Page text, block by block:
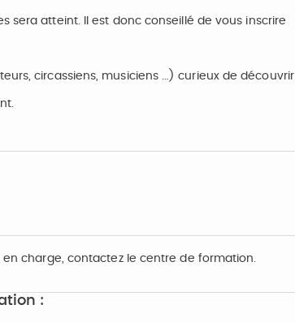
sera atteint. Il est donc conseillé de vous inscrire
circassiens, musiciens …) curieux de découvrir
en charge, contactez le centre de formation.
: